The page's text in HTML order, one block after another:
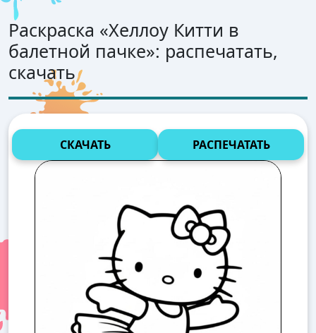
Раскраска «Хеллоу Китти в
балетной пачке»: распечатать,
скачать
СКАЧАТЬ РАСПЕЧАТАТЬ